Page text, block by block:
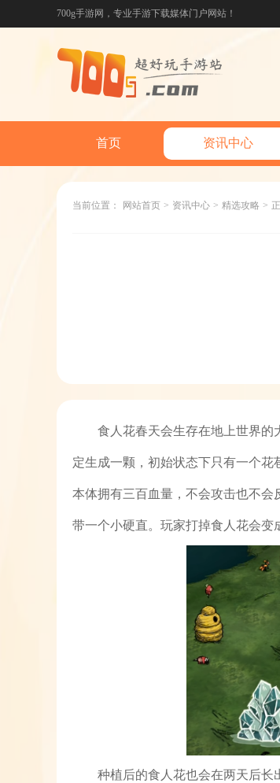
700g手游网，专业手游下载媒体门户网站！
首页 资讯中心
当前位置： 网站首页 > 资讯中心 > 精选攻略 >
食人花春天会生存在地上世界的
定生成一颗，初始状态下只有一个
本体拥有三百血量，不会攻击也不
带一个小硬直。玩家打掉食人花会变
种植后的食人花也会在两天后长